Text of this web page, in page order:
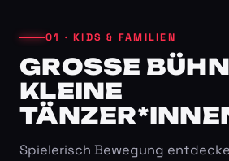
01 · KIDS & FAMILIEN
GROSSE
LEINE T
ÄNZER*INNEN
Spielerisch Bewegung